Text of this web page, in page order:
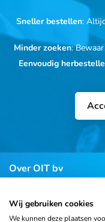
Sneller bestellen:
Minder zoeken:
Eenvoudig
Over OIT bv
Klantenservice
Wij gebruiken cookies
We kunnen deze plaatsen